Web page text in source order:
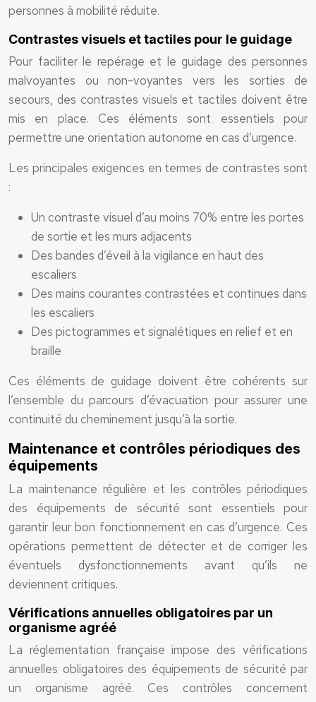
personnes à mobilité réduite.
Contrastes visuels et tactiles pour le guidage
Pour faciliter le repérage et le guidage des personnes
malvoyantes ou non-voyantes vers les sorties de
secours, des contrastes visuels et tactiles doivent être
mis en place. Ces éléments sont essentiels pour
permettre une orientation autonome en cas d’urgence.
Les principales exigences en termes de contrastes sont
:
Un contraste visuel d’au moins 70% entre les portes
de sortie et les murs adjacents
Des bandes d’éveil à la vigilance en haut des
escaliers
Des mains courantes contrastées et continues dans
les escaliers
Des pictogrammes et signalétiques en relief et en
braille
Ces éléments de guidage doivent être cohérents sur
l’ensemble du parcours d’évacuation pour assurer une
continuité du cheminement jusqu’à la sortie.
Maintenance et contrôles périodiques des
équipements
La maintenance régulière et les contrôles périodiques
des équipements de sécurité sont essentiels pour
garantir leur bon fonctionnement en cas d’urgence. Ces
opérations permettent de détecter et de corriger les
éventuels dysfonctionnements avant qu’ils ne
deviennent critiques.
Vérifications annuelles obligatoires par un
organisme agréé
La réglementation française impose des vérifications
annuelles obligatoires des équipements de sécurité par
un organisme agréé. Ces contrôles concernent